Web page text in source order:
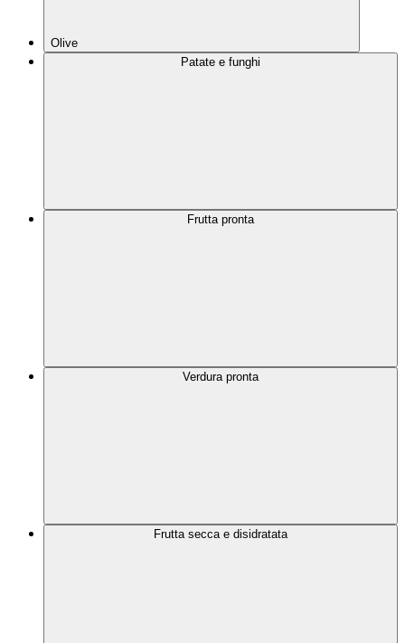
Olive
Patate e funghi
Frutta pronta
Verdura pronta
Frutta secca e disidratata